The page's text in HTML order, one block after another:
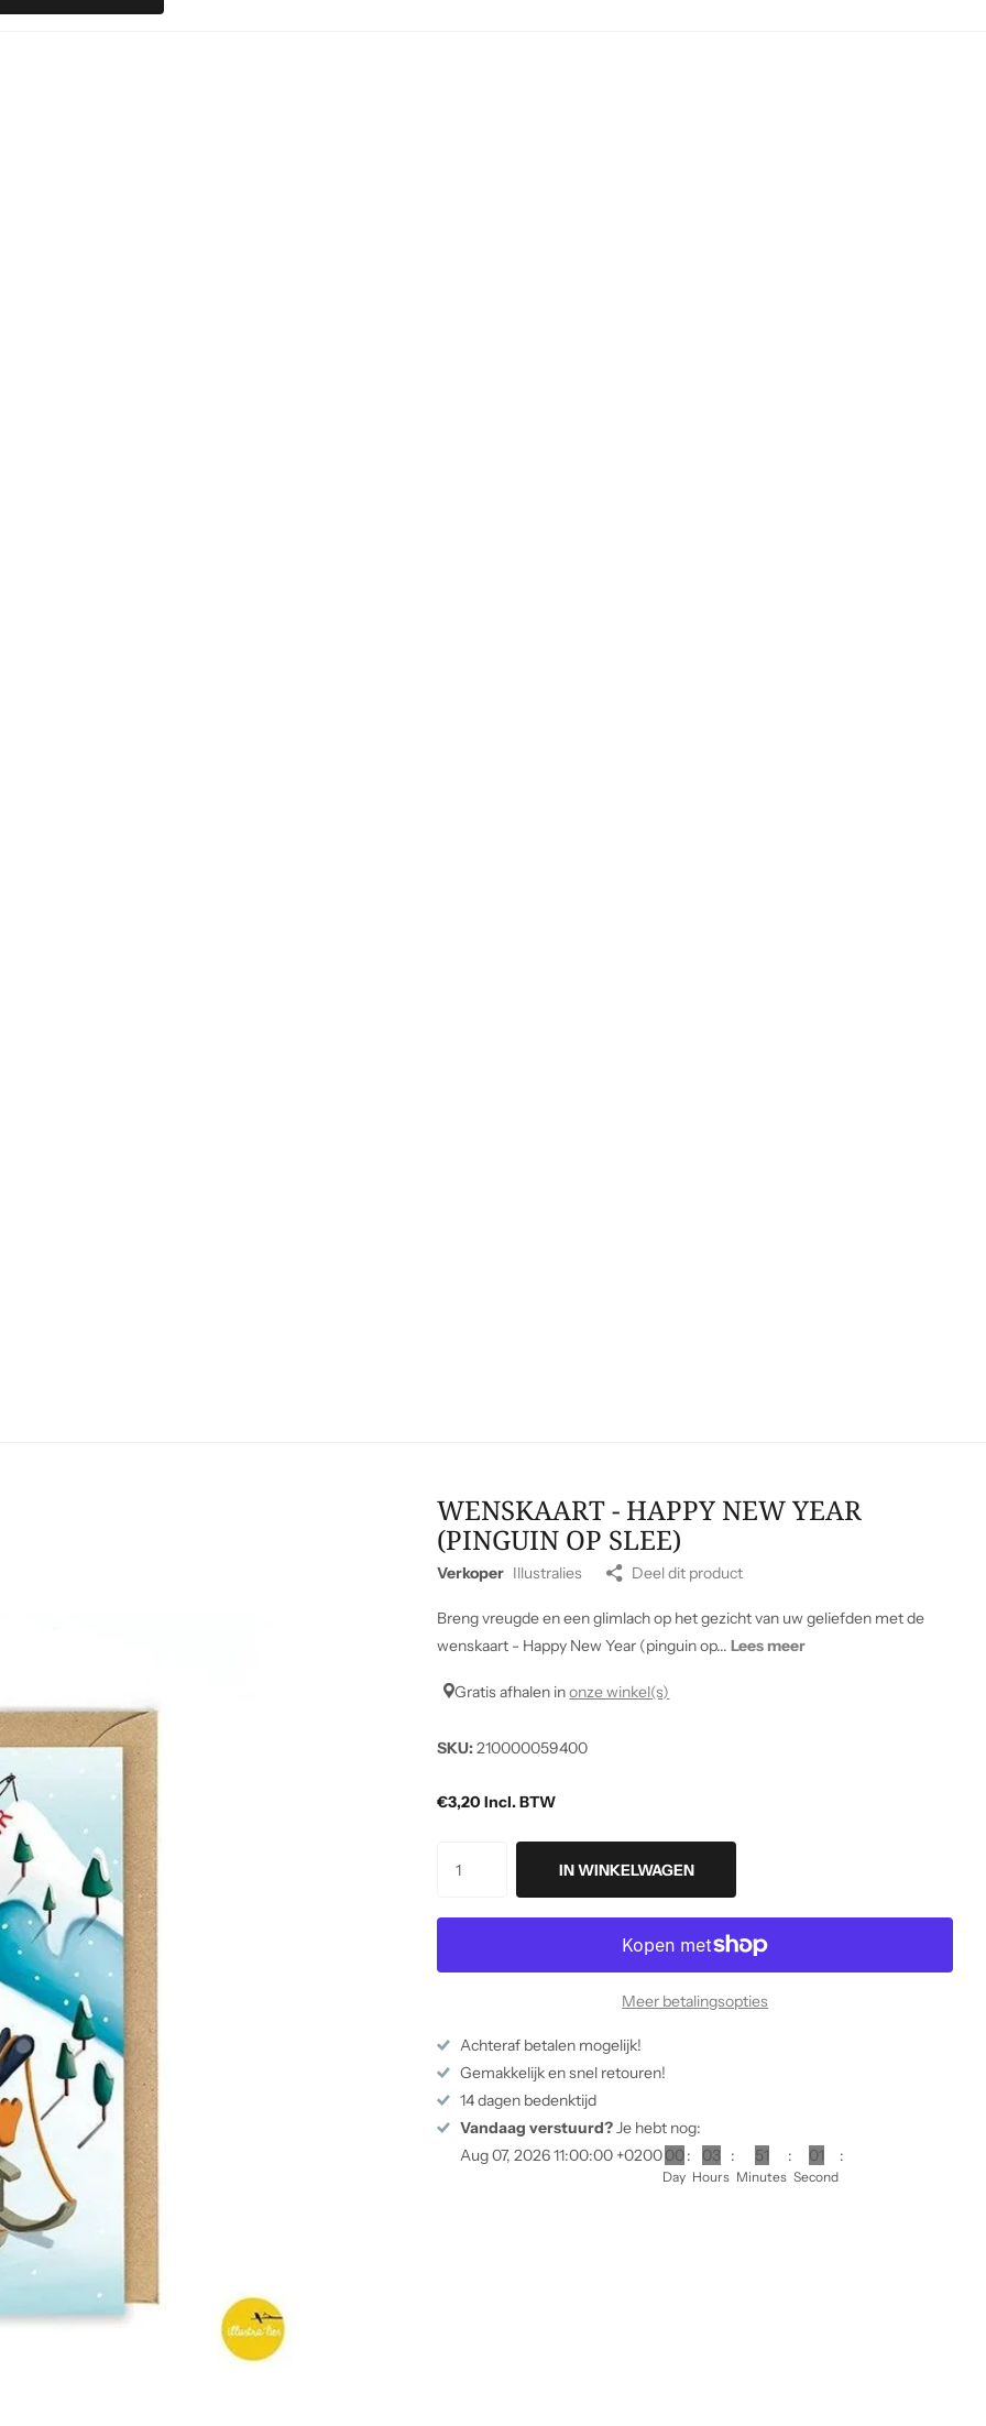
WENSKAART - HAPPY NEW YEAR
(PINGUIN OP SLEE)
Verkoper Illustralies Deel dit product
Breng vreugde en een glimlach op het gezicht van uw geliefden met de
wenskaart - Happy New Year (pinguin op...Lees meer
Gratis afhalen inonze winkel(s)
SKU:210000059400
€3,20 Incl. BTW
IN WINKELWAGEN
Meer betalingsopties
Achteraf betalen mogelijk!
Gemakkelijk en snel retouren!
14 dagen bedenktijd
Vandaag verstuurd?Je hebt nog:
Aug 07, 2026 11:00:00 +020000
Day
03
Hours
51
Minutes
00
Second